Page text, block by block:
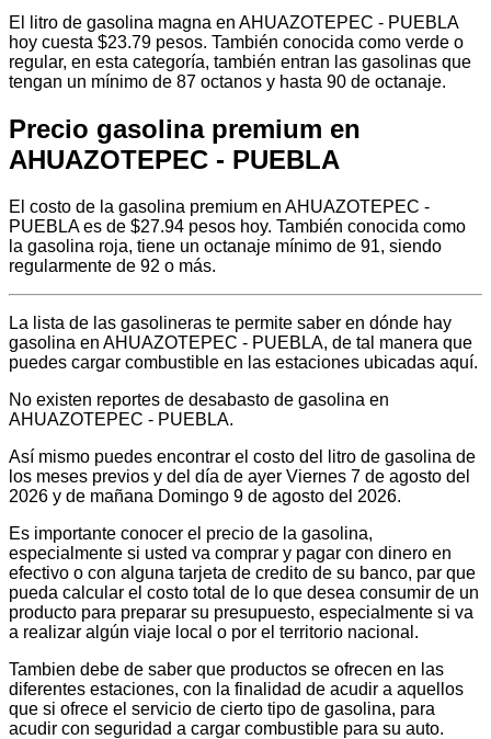
El litro de gasolina magna en AHUAZOTEPEC - PUEBLA
hoy cuesta $23.79 pesos. También conocida como verde o
regular, en esta categoría, también entran las gasolinas que
tengan un mínimo de 87 octanos y hasta 90 de octanaje.
Precio gasolina premium en
AHUAZOTEPEC - PUEBLA
El costo de la gasolina premium en AHUAZOTEPEC -
PUEBLA es de $27.94 pesos hoy. También conocida como
la gasolina roja, tiene un octanaje mínimo de 91, siendo
regularmente de 92 o más.
La lista de las gasolineras te permite saber en dónde hay
gasolina en AHUAZOTEPEC - PUEBLA, de tal manera que
puedes cargar combustible en las estaciones ubicadas aquí.
No existen reportes de desabasto de gasolina en
AHUAZOTEPEC - PUEBLA.
Así mismo puedes encontrar el costo del litro de gasolina de
los meses previos y del día de ayer Viernes 7 de agosto del
2026 y de mañana Domingo 9 de agosto del 2026.
Es importante conocer el precio de la gasolina,
especialmente si usted va comprar y pagar con dinero en
efectivo o con alguna tarjeta de credito de su banco, par que
pueda calcular el costo total de lo que desea consumir de un
producto para preparar su presupuesto, especialmente si va
a realizar algún viaje local o por el territorio nacional.
Tambien debe de saber que productos se ofrecen en las
diferentes estaciones, con la finalidad de acudir a aquellos
que si ofrece el servicio de cierto tipo de gasolina, para
acudir con seguridad a cargar combustible para su auto.